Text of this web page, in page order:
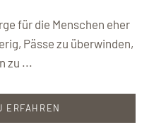
für die Menschen eher
Pässe zu überwinden,
zu ...
ERFAHREN